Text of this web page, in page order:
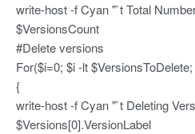
write-host -f Cyan "`t Total
$VersionsCount
#Delete versions
For($i=0; $i -lt
{
write-host -f Cyan "`t Deleting
$Versions[0].VersionLabel